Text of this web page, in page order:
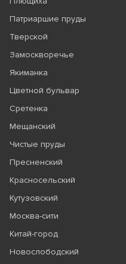
Патриаршие пруды
Тверской
Замоскворечье
Якиманка
Цветной бульвар
Сретенка
Мещанский
Чистые пруды
Пресненский
Красносельский
Кутузовский
Москва-сити
Китай-город
Новослободский